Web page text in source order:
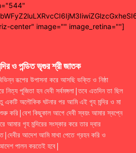
center" image="" image_retina=""]
ও পন্ডিত ভৃগুর শ্রী জাতক
রূপের উপাসনা করে আসছি ভক্তি ও নিষ্ঠা
নিত্য পূজিতা হন দেবী সর্বমঙ্গলা|তবে এতদিন তা ছিল
অলৌকিক ঘটনার পর আমি এই গৃহ মন্দির ও মা
শুরু করি|বেশ কিছুকাল আগে দেবী স্বয়ং আমার স্বপ্নে
আমার গৃহ মন্দিরের সংস্কার করে তার দ্বার
আদেশ আমি মাথা পেতে গ্রহন করি ও
পালন করতেই হবে|